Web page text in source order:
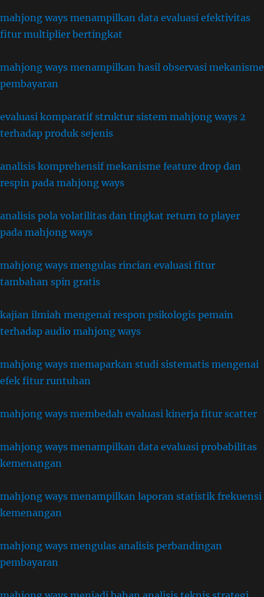
mahjong ways menampilkan data evaluasi efektivitas
fitur multiplier bertingkat
mahjong ways menampilkan hasil observasi mekanisme
pembayaran
evaluasi komparatif struktur sistem mahjong ways 2
terhadap produk sejenis
analisis komprehensif mekanisme feature drop dan
respin pada mahjong ways
analisis pola volatilitas dan tingkat return to player
pada mahjong ways
mahjong ways mengulas rincian evaluasi fitur
tambahan spin gratis
kajian ilmiah mengenai respon psikologis pemain
terhadap audio mahjong ways
mahjong ways memaparkan studi sistematis mengenai
efek fitur runtuhan
mahjong ways membedah evaluasi kinerja fitur scatter
mahjong ways menampilkan data evaluasi probabilitas
kemenangan
mahjong ways menampilkan laporan statistik frekuensi
kemenangan
mahjong ways mengulas analisis perbandingan
pembayaran